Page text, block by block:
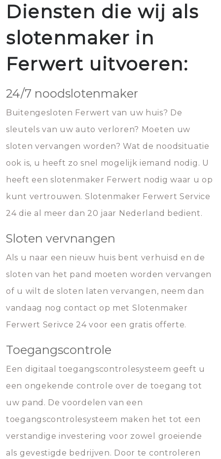
Diensten die wij als
slotenmaker in
Ferwert uitvoeren:
24/7 noodslotenmaker
Buitengesloten Ferwert van uw huis? De
sleutels van uw auto verloren? Moeten uw
sloten vervangen worden? Wat de noodsituatie
ook is, u heeft zo snel mogelijk iemand nodig. U
heeft een slotenmaker Ferwert nodig waar u op
kunt vertrouwen. Slotenmaker Ferwert Service
24 die al meer dan 20 jaar Nederland bedient.
Sloten vervnangen
Als u naar een nieuw huis bent verhuisd en de
sloten van het pand moeten worden vervangen
of u wilt de sloten laten vervangen, neem dan
vandaag nog contact op met Slotenmaker
Ferwert Serivce 24 voor een gratis offerte.
Toegangscontrole
Een digitaal toegangscontrolesysteem geeft u
een ongekende controle over de toegang tot
uw pand. De voordelen van een
toegangscontrolesysteem maken het tot een
verstandige investering voor zowel groeiende
als gevestigde bedrijven. Door te controleren